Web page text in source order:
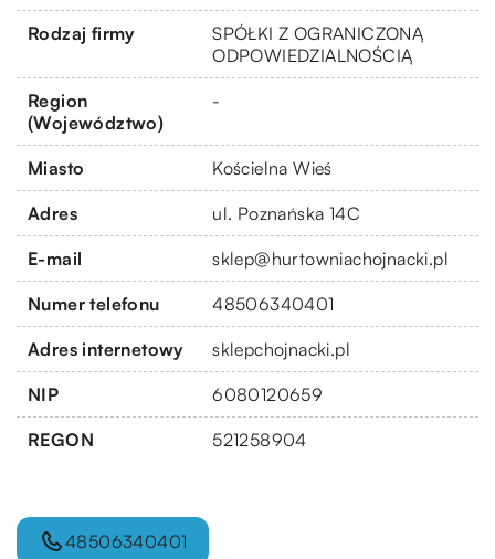
Rodzaj firmy
SPÓŁKI Z OGRANICZONĄ
ODPOWIEDZIALNOŚCIĄ
Region
(Województwo)
-
Miasto Kościelna Wieś
Adres ul. Poznańska 14C
E-mail sklep@hurtowniachojnacki.pl
Numer telefonu 48506340401
Adres internetowy sklepchojnacki.pl
NIP 6080120659
REGON 521258904
48506340401